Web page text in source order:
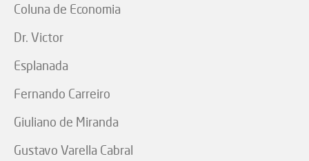
Coluna de Economia
Dr. Victor
Esplanada
Fernando Carreiro
Giuliano de Miranda
Gustavo Varella Cabral